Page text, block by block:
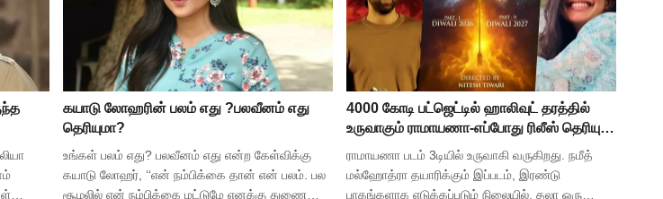
கயாடு லோஹரின் பலம் எது ?பலவீனம் எது
தெரியுமா?
உங்கள் பலம் எது? பலவீனம் எது என்ற கேள்விக்கு
கயாடு லோஹர், ‘‘என் நம்பிக்கை தான் என் பலம். பல
சூழலில் என் நம்பிக்கை மட்டுமே எனக்கு துணையாக
4000 கோடி பட்ஜெட்டில் ஹாலிவுட் தரத்தில்
உருவாகும் ராமாயணா-எப்போது ரிலீஸ் தெரியுமா
ராமாயணா படம் 3டியில் உருவாகி வருகிறது. நமீத்
மல்ஹோத்ரா தயாரிக்கும் இப்படம், இரண்டு
பாகங்களாக எடுக்கப்படும் நிலையில், தலா ஒரு